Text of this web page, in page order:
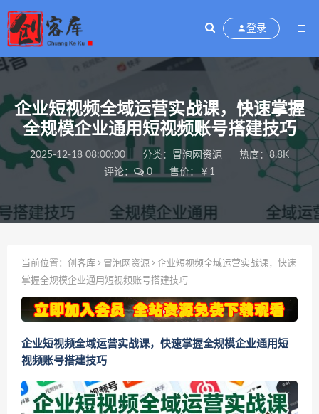
登录
企业短视频全域运营实战课，快速掌握
全规模企业通用短视频账号搭建技巧
2025-12-18 08:00:00 分类： 冒泡网资源
热度：8.8K
评论：
0 售价：￥1
当前位置： 创客库 冒泡网资源
企业短视频全域运营实战课，快速
掌握全规模企业通用短视频账号搭建技巧
企业短视频全域运营实战课，快速掌握全规模企业通用短
视频账号搭建技巧